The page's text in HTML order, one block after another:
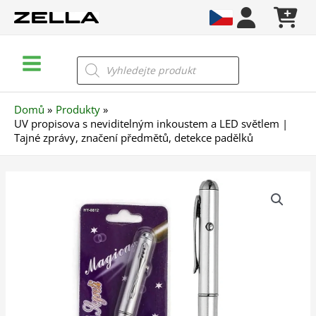
Menu
Products
search
Domů
Produkty
UV propisova s neviditelným inkoustem a LED světlem |
Tajné zprávy, značení předmětů, detekce padělků